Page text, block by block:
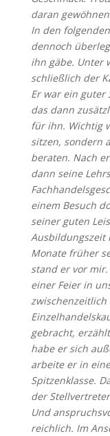
daran
In den
dennoch
ihn gäbe. Unter
schließlich der
Er war ein guter
das dann
für ihn. Wichtig
sitzen, sondern
beraten. Nach
dann seine
einem Besuch
seiner guten
Ausbildungszeit
Monate früher
stand er vor
einer Feier in
gebracht,
habe er sich
arbeite er in
Spitzenklasse.
der
Und
reichlich. Im